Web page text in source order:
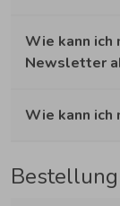
Wie kann ich
Newsletter
Wie kann ich
Bestellung